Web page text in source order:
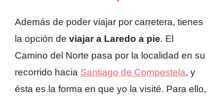
Además de poder viajar por carretera, tienes
la opción de viajar a Laredo a pie. El
Camino del Norte pasa por la localidad en su
recorrido hacia Santiago de Compostela, y
ésta es la forma en que yo la visité. Para ello,